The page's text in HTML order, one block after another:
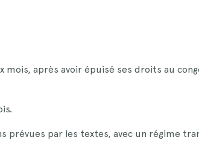
après avoir épuisé ses droits au
prévues par les textes, avec un régime